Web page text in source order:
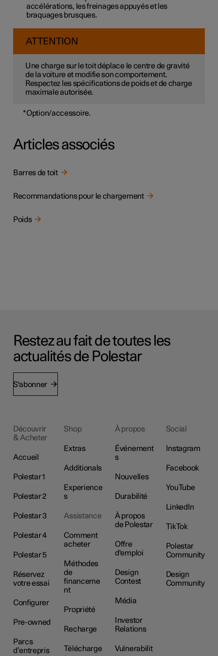
accélérations, les freinages appuyés et les
braquages brusques.
ATTENTION
Une charge sur le toit déplace le centre de gravité
de la voiture et modifie son comportement.
Respectez les spécifications de poids et de charge
maximale autorisée.
*Option/accessoire.
Articles associés
Barres de toit
Recommandations pour le chargement
Poids
Restez au fait de toutes les
actualités de Polestar
S'abonner
Découvrir
& Acheter
Accueil
Polestar 1
Polestar 2
Polestar 3
Polestar 4
Polestar 5
Réservez
votre essai
Configurer
Pre-owned
Parcs
d’entrepris
Shop
Extras
Additionals
Experience
s
Assistance
Comment
acheter
Méthodes
de
financeme
nt
Propriété
Recharge
Télécharge
À propos
Événement
s
Nouvelles
Durabilité
À propos
de Polestar
Offre
d'emploi
Design
Contest
Média
Investor
Relations
Vulnerabilit
Social
Instagram
Facebook
YouTube
LinkedIn
TikTok
Polestar
Community
Design
Community